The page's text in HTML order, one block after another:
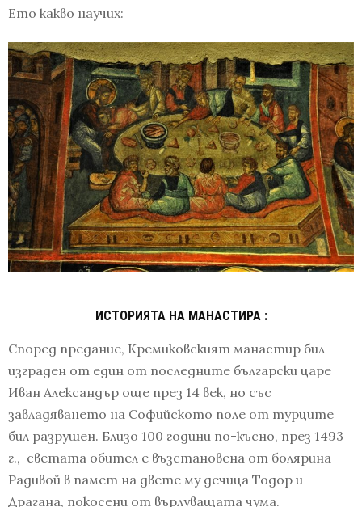
Ето какво научих:
ИСТОРИЯТА НА МАНАСТИРА :
Според предание, Кремиковският манастир бил
изграден от един от последните български царе
Иван Александър още през 14 век, но със
завладяването на Софийското поле от турците
бил разрушен. Близо 100 години по-късно, през 1493
г., светата обител е възстановена от болярина
Радивой в памет на двете му дечица Тодор и
Драгана, покосени от върлуващата чума.